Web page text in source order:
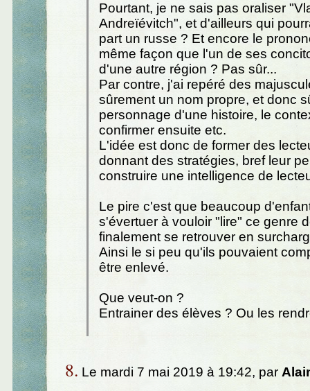
Pourtant, je ne sais pas oraliser
Andreïévitch", et d'ailleurs qui
part un russe ? Et encore le
même façon que l'un de ses
d'une autre région ? Pas sûr...
Par contre, j'ai repéré des
sûrement un nom propre, et donc
personnage d'une histoire, le
confirmer ensuite etc.
L'idée est donc de former des
donnant des stratégies, bref leur
construire une intelligence de
Le pire c'est que beaucoup
s'évertuer à vouloir "lire" ce genre
finalement se retrouver en
Ainsi le si peu qu'ils pouvaient
être enlevé.
Que veut-on ?
Entrainer des élèves ? Ou les
8. Le mardi 7 mai 2019 à 19:42, par